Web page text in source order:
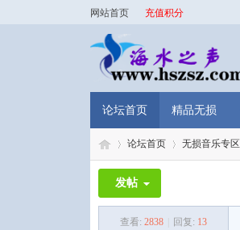
网站首页 充值积分
论坛首页 精品无损
论坛首页 无损音乐专区
发帖
查看: 2838 回复: 13